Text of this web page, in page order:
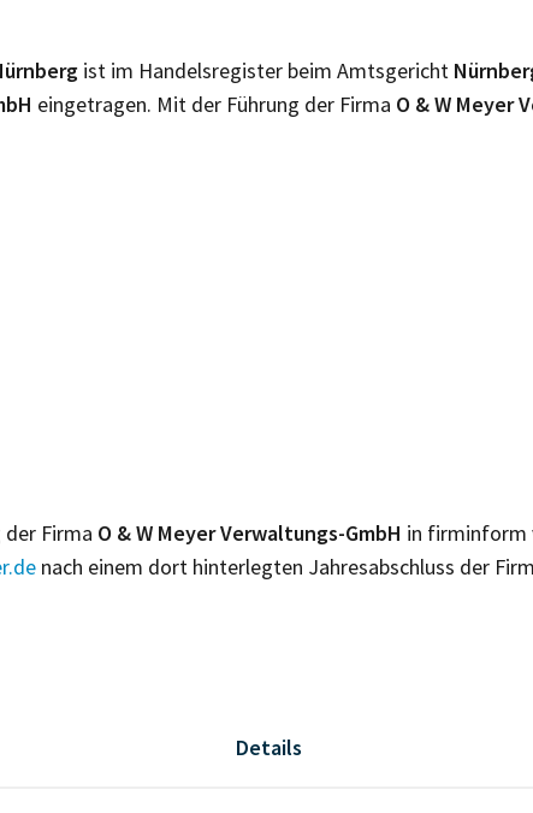
ist im Handelsregister beim Amtsgericht
eingetragen. Mit der Führung der Firma O & W Meyer
Firma O & W Meyer Verwaltungs-GmbH in firminform
nach einem dort hinterlegten Jahresabschluss der
Details